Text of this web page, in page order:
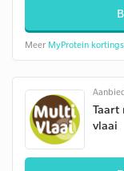
Meer MyProtein
vlaai